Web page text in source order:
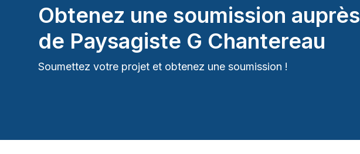
Obtenez une soumission auprès
de Paysagiste G Chantereau
Soumettez votre projet et obtenez une soumission !